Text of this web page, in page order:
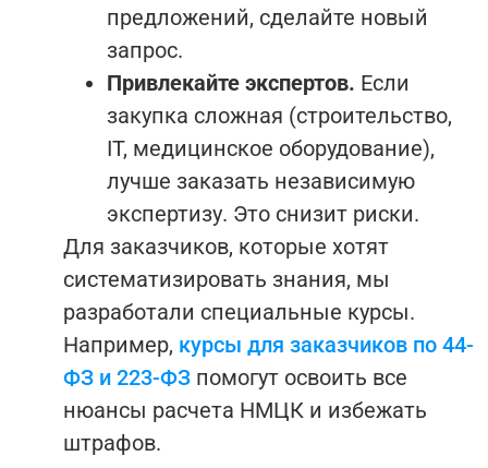
предложений, сделайте новый
запрос.
Привлекайте экспертов. Если
закупка сложная (строительство,
IT, медицинское оборудование),
лучше заказать независимую
экспертизу. Это снизит риски.
Для заказчиков, которые хотят
систематизировать знания, мы
разработали специальные курсы.
Например, курсы для заказчиков по 44-
ФЗ и 223-ФЗ помогут освоить все
нюансы расчета НМЦК и избежать
штрафов.